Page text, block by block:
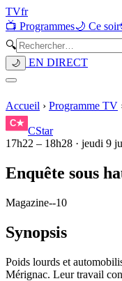
TVfr
📺 Programmes🌙 Ce soir
🔍
🌙 EN DIRECT
Accueil › Programme TV
CStar
17h22 – 18h28 · jeudi 9
Enquête sous
Magazine--10
Synopsis
Poids lourds et
Mérignac. Leur travail